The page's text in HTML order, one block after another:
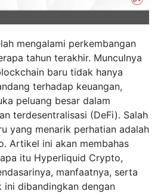
mengalami perkembangan
tahun terakhir. Munculnya
baru tidak hanya
terhadap keuangan,
peluang besar dalam
terdesentralisasi (DeFi). Salah
yang menarik perhatian adalah
Artikel ini akan membahas
itu Hyperliquid Crypto,
manfaatnya, serta
ini dibandingkan dengan